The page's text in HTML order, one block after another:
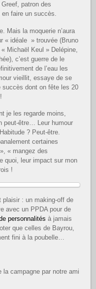
Greef, patron des
en faire un succès.
Mais la moquerie n’aura
« idéale » trouvée (Bruno
Michaël Keul » Delépine,
c’est guerre de le
de l’eau les
vieillit, essaye de se
succès dont on fête les 20
je les regarde moins,
peut-être… Leur humour
? Peut-être.
certaines
« mangez des
quoi, leur impact sur mon
!
: un making-off de
avec un PPDA pour de
personnalités à jamais
que celles de Bayrou,
fini à la poubelle…
campagne par notre ami